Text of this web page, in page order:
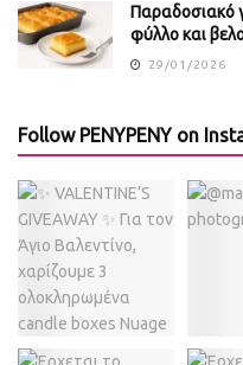
Παραδοσιακό
φύλλο και
29/01/2026
Follow PENYPENY on